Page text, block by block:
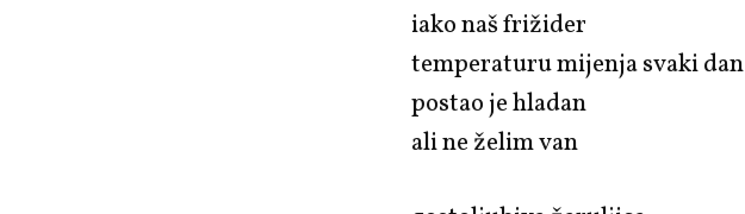
iako naš frižider
temperaturu mijenja svaki dan
postao je hladan
ali ne želim van